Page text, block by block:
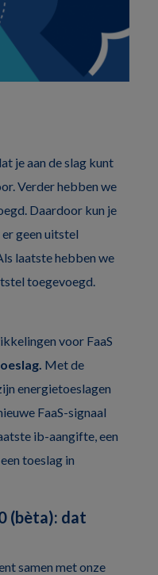
je aan de slag kunt
Verder hebben we
Daardoor kun je
geen uitstel
laatste hebben we
toegevoegd.
voor FaaS
Met de
energietoeslagen
FaaS-signaal
ib-aangifte, een
toeslag in
(bèta): dat
samen met onze